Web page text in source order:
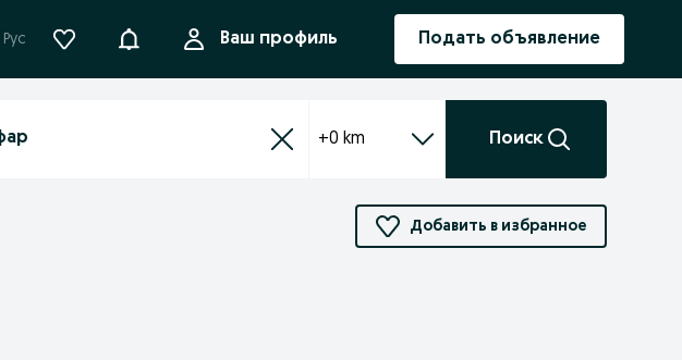
Рус УведомленияВаш профиль Подать объявление
+0 km Поиск
Добавить в избранное